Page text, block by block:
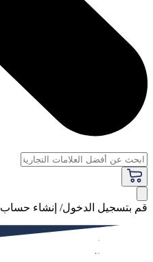
قم بتسجيل الدخول/ إنشاء حساب
فاخر
النساء
الرجال